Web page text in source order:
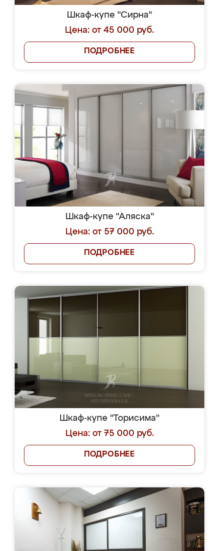
Шкаф-купе "Сирна"
Цена: от 45 000 руб.
ПОДРОБНЕЕ
Шкаф-купе "Аляска"
Цена: от 57 000 руб.
ПОДРОБНЕЕ
Шкаф-купе "Торисима"
Цена: от 75 000 руб.
ПОДРОБНЕЕ